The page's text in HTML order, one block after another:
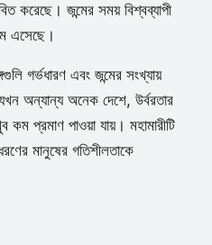
করেছে। জন্মের সময় বিশ্বব্যাপী
এসেছে।
গর্ভধারণ এবং জন্মের সংখ্যায়
যখন অন্যান্য অনেক দেশে, উর্বরতার
কম প্রমাণ পাওয়া যায়। মহামারীটি
মানুষের গতিশীলতাকে